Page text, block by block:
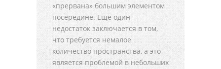
«прервана» большим элементом
посередине. Еще один
недостаток заключается в том,
что требуется немалое
количество пространства, а это
является проблемой в небольших